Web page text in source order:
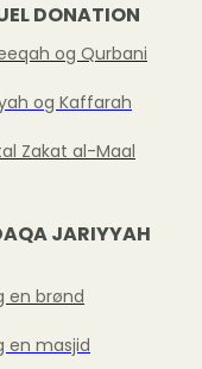
DONATION
og Qurbani
og Kaffarah
Zakat al-Maal
JARIYYAH
en brønd
en masjid